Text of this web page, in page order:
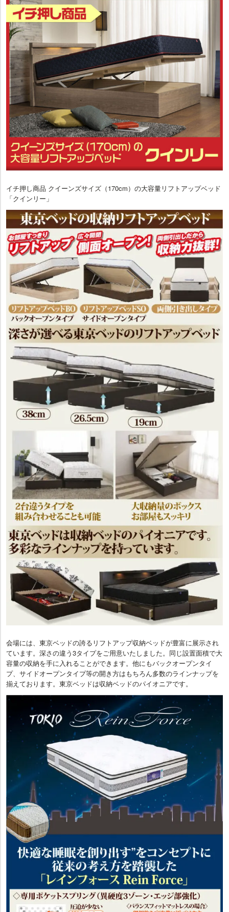
イチ押し商品 クイーンズサイズ（170cm）の大容量リフトアップベッド
「クインリー」
会場には、東京ベッドの誇るリフトアップ収納ベッドが豊富に展示され
ています。深さの違う3タイプをご用意いたしました。同じ設置面積で大
容量の収納を手に入れることができます。他にもバックオープンタイ
プ、サイドオープンタイプ等の開き方はもちろん多数のラインナップを
揃えております。東京ベッドは収納ベッドのパイオニアです。